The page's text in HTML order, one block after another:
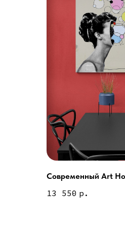
Современный Art
13 550 р.